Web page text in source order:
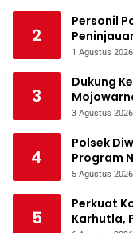
2
Personil
1 Agustus 2026
3
Dukung
Tanaman
3 Agustus 2026
4
Polsek
Program
5 Agustus 2026
5
Perkuat
Karhutla,